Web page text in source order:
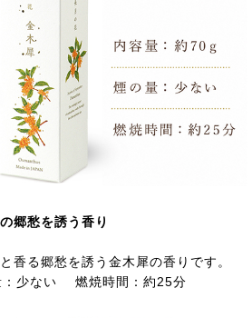
郷愁を誘う香り
香る郷愁を誘う金木犀の香りです。
少ない 燃焼時間：約25分